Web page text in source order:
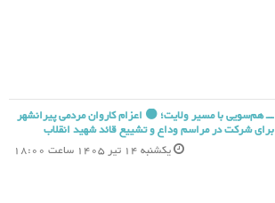
ـــ هم‌سویی با مسیر ولایت؛ ⚫️ اعزام کاروان مردمی پیرانشهر
برای شرکت در مراسم وداع و تشییع قائد شهید انقلاب
یکشنبه 14 تیر 1405 ساعت 18:00